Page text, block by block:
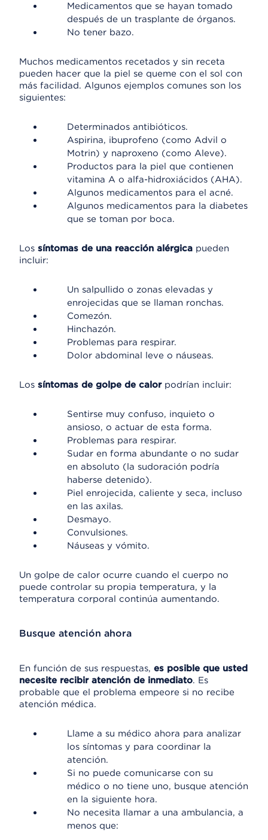
Medicamentos que se hayan tomado
después de un trasplante de órganos.
No tener bazo.
Muchos medicamentos recetados y sin receta
pueden hacer que la piel se queme con el sol con
más facilidad. Algunos ejemplos comunes son los
siguientes:
Determinados antibióticos.
Aspirina, ibuprofeno (como Advil o
Motrin) y naproxeno (como Aleve).
Productos para la piel que contienen
vitamina A o alfa-hidroxiácidos (AHA).
Algunos medicamentos para el acné.
Algunos medicamentos para la diabetes
que se toman por boca.
Los síntomas de una reacción alérgica pueden
incluir:
Un salpullido o zonas elevadas y
enrojecidas que se llaman ronchas.
Comezón.
Hinchazón.
Problemas para respirar.
Dolor abdominal leve o náuseas.
Los síntomas de golpe de calorpodrían incluir:
Sentirse muy confuso, inquieto o
ansioso, o actuar de esta forma.
Problemas para respirar.
Sudar en forma abundante o no sudar
en absoluto (la sudoración podría
haberse detenido).
Piel enrojecida, caliente y seca, incluso
en las axilas.
Desmayo.
Convulsiones.
Náuseas y vómito.
Un golpe de calor ocurre cuando el cuerpo no
puede controlar su propia temperatura, y la
temperatura corporal continúa aumentando.
Busque atención ahora
En función de sus respuestas, es posible que usted
necesite recibir atención de inmediato. Es
probable que el problema empeore si no recibe
atención médica.
Llame a su médico ahora para analizar
los síntomas y para coordinar la
atención.
Si no puede comunicarse con su
médico o no tiene uno, busque atención
en la siguiente hora.
No necesita llamar a una ambulancia, a
menos que: